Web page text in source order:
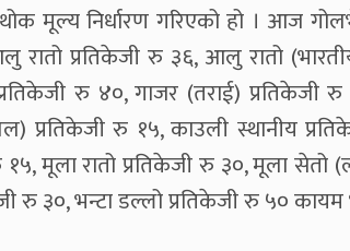
मूल्य निर्धारण गरिएको हो । आज
रातो प्रतिकेजी रु ३६, आलु रातो
रु ४०, गाजर (तराई) प्रतिकेजी
प्रतिकेजी रु १५, काउली स्थानीय
मूला रातो प्रतिकेजी रु ३०, मूला सेतो
रु ३०, भन्टा डल्लो प्रतिकेजी रु ५०